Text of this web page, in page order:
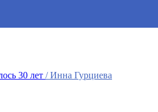
30 лет / Инна Гурциева